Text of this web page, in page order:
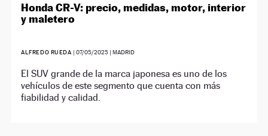
Honda CR-V: precio, medidas, motor, interior
y maletero
ALFREDO RUEDA |07/05/2025 | MADRID
El SUV grande de la marca japonesa es uno de los
vehículos de este segmento que cuenta con más
fiabilidad y calidad.